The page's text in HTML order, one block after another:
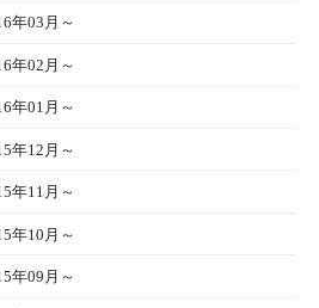
年03月～
年02月～
年01月～
年12月～
年11月～
年10月～
年09月～